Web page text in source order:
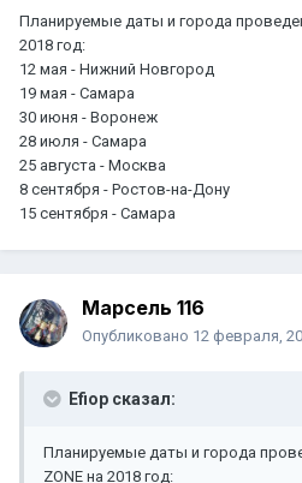
Планируемые даты и города
2018 год:
12 мая - Нижний Новгород
19 мая - Самара
30 июня - Воронеж
28 июля - Самара
25 августа - Москва
8 сентября - Ростов-на-Дону
15 сентября - Самара
Марсель 116
Опубликовано 12 февраля,
Efiop сказал:
Планируемые даты и города
ZONE на 2018 год: